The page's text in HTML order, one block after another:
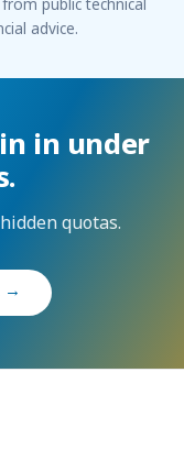
public technical
advice.
in under
quotas.
→